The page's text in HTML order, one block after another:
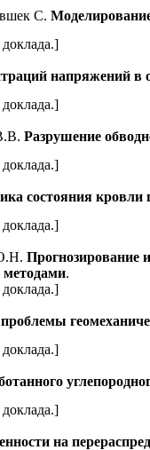
С.
напряжений
Разрушение
состояния
Прогнозирование
методами.
на